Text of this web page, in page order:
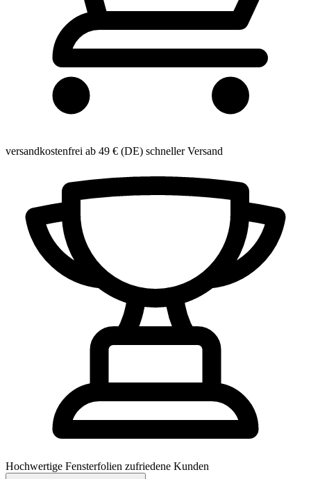
versandkostenfrei ab 49 € (DE) schneller Versand
Hochwertige Fensterfolien zufriedene Kunden